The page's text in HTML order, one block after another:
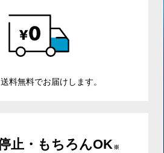
料無料でお届けします。
止・もちろんOK ※